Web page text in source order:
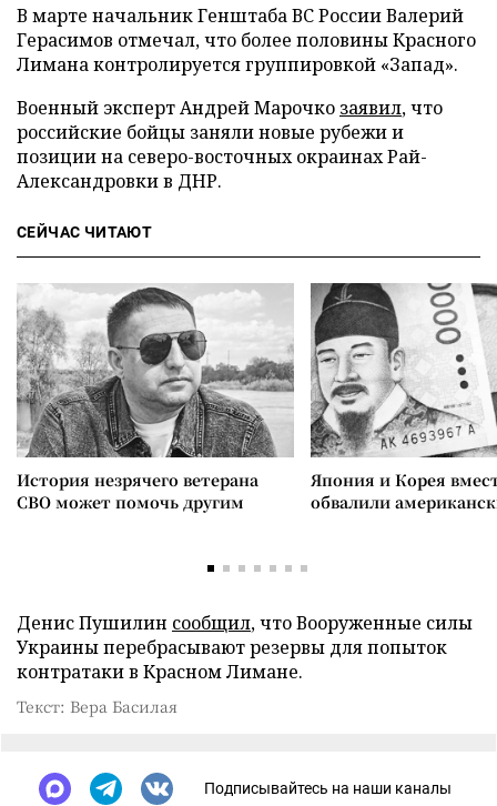
В марте начальник Генштаба ВС России Валерий
Герасимов отмечал, что более половины Красного
Лимана контролируется группировкой «Запад».
Военный эксперт Андрей Марочко заявил, что
российские бойцы заняли новые рубежи и
позиции на северо-восточных окраинах Рай-
Александровки в ДНР.
СЕЙЧАС ЧИТАЮТ
История незрячего ветерана
СВО может помочь другим
Япония и Корея
обвалили
Денис Пушилин сообщил, что Вооруженные силы
Украины перебрасывают резервы для попыток
контратаки в Красном Лимане.
Текст: Вера Басилая
Подписывайтесь на наши каналы